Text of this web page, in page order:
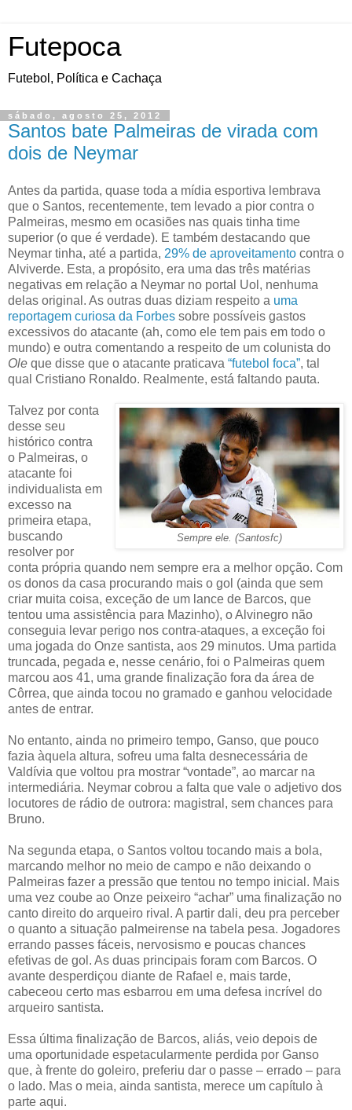
Futepoca
Futebol, Política e Cachaça
sábado, agosto 25, 2012
Santos bate Palmeiras de virada com
dois de Neymar
Antes da partida, quase toda a mídia esportiva lembrava
que o Santos, recentemente, tem levado a pior contra o
Palmeiras, mesmo em ocasiões nas quais tinha time
superior (o que é verdade). E também destacando que
Neymar tinha, até a partida, 29% de aproveitamento contra o
Alviverde. Esta, a propósito, era uma das três matérias
negativas em relação a Neymar no portal Uol, nenhuma
delas original. As outras duas diziam respeito a uma
reportagem curiosa da Forbes sobre possíveis gastos
excessivos do atacante (ah, como ele tem pais em todo o
mundo) e outra comentando a respeito de um colunista do
Ole que disse que o atacante praticava “futebol foca”, tal
qual Cristiano Ronaldo. Realmente, está faltando pauta.
Sempre ele. (Santosfc)
Talvez por conta
desse seu
histórico contra
o Palmeiras, o
atacante foi
individualista em
excesso na
primeira etapa,
buscando
resolver por
conta própria quando nem sempre era a melhor opção. Com
os donos da casa procurando mais o gol (ainda que sem
criar muita coisa, exceção de um lance de Barcos, que
tentou uma assistência para Mazinho), o Alvinegro não
conseguia levar perigo nos contra-ataques, a exceção foi
uma jogada do Onze santista, aos 29 minutos. Uma partida
truncada, pegada e, nesse cenário, foi o Palmeiras quem
marcou aos 41, uma grande finalização fora da área de
Côrrea, que ainda tocou no gramado e ganhou velocidade
antes de entrar.
No entanto, ainda no primeiro tempo, Ganso, que pouco
fazia àquela altura, sofreu uma falta desnecessária de
Valdívia que voltou pra mostrar “vontade”, ao marcar na
intermediária. Neymar cobrou a falta que vale o adjetivo dos
locutores de rádio de outrora: magistral, sem chances para
Bruno.
Na segunda etapa, o Santos voltou tocando mais a bola,
marcando melhor no meio de campo e não deixando o
Palmeiras fazer a pressão que tentou no tempo inicial. Mais
uma vez coube ao Onze peixeiro “achar” uma finalização no
canto direito do arqueiro rival. A partir dali, deu pra perceber
o quanto a situação palmeirense na tabela pesa. Jogadores
errando passes fáceis, nervosismo e poucas chances
efetivas de gol. As duas principais foram com Barcos. O
avante desperdiçou diante de Rafael e, mais tarde,
cabeceou certo mas esbarrou em uma defesa incrível do
arqueiro santista.
Essa última finalização de Barcos, aliás, veio depois de
uma oportunidade espetacularmente perdida por Ganso
que, à frente do goleiro, preferiu dar o passe – errado – para
o lado. Mas o meia, ainda santista, merece um capítulo à
parte aqui.